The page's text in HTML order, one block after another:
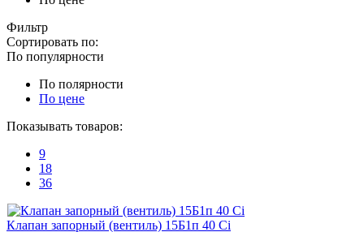
Фильтр
Сортировать по:
По популярности
По полярности
По цене
Показывать товаров:
9
18
36
Клапан запорный (вентиль) 15Б1п 40 Ci